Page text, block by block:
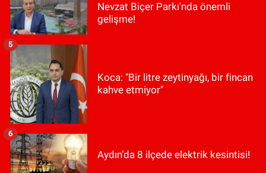
Nevzat Biçer Parkı'nda önemli
gelişme!
Koca: "Bir litre zeytinyağı, bir fincan
kahve etmiyor"
5
Aydın’da 8 ilçede elektrik kesintisi!
6